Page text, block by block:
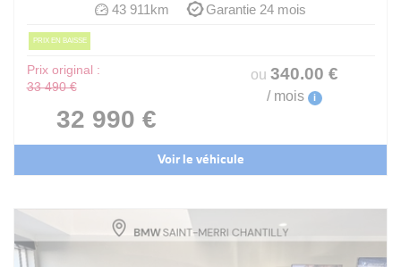
43 911km
Garantie 24 mois
PRIX EN BAISSE
Prix original :
33 490 €
32 990 €
ou 340.00 €
/ mois i
Voir le véhicule